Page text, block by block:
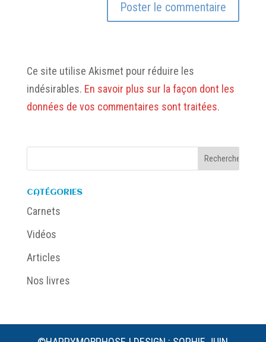
Ce site utilise Akismet pour réduire les
indésirables. En savoir plus sur la façon dont les
données de vos commentaires sont traitées.
CATÉGORIES
Carnets
Vidéos
Articles
Nos livres